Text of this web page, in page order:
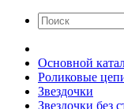
Основной
Роликовые
Звездочки
Звездочки без